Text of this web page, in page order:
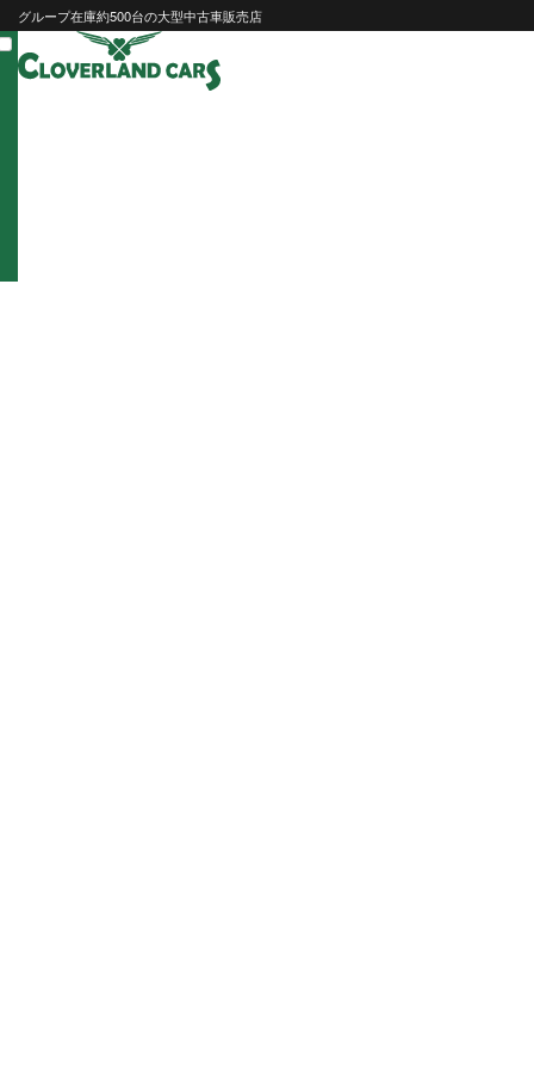
Skip
to
content
グループ在庫約500台の大型中古車販売店